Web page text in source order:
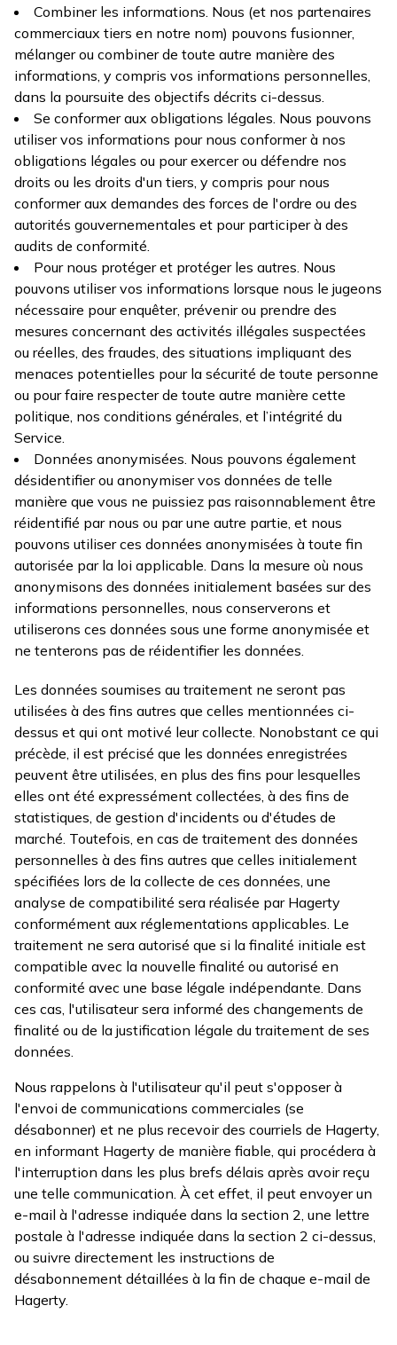
Combiner les informations. Nous (et nos partenaires
commerciaux tiers en notre nom) pouvons fusionner,
mélanger ou combiner de toute autre manière des
informations, y compris vos informations personnelles,
dans la poursuite des objectifs décrits ci-dessus.
Se conformer aux obligations légales. Nous pouvons
utiliser vos informations pour nous conformer à nos
obligations légales ou pour exercer ou défendre nos
droits ou les droits d'un tiers, y compris pour nous
conformer aux demandes des forces de l'ordre ou des
autorités gouvernementales et pour participer à des
audits de conformité.
Pour nous protéger et protéger les autres. Nous
pouvons utiliser vos informations lorsque nous le jugeons
nécessaire pour enquêter, prévenir ou prendre des
mesures concernant des activités illégales suspectées
ou réelles, des fraudes, des situations impliquant des
menaces potentielles pour la sécurité de toute personne
ou pour faire respecter de toute autre manière cette
politique, nos conditions générales, et l’intégrité du
Service.
Données anonymisées. Nous pouvons également
désidentifier ou anonymiser vos données de telle
manière que vous ne puissiez pas raisonnablement être
réidentifié par nous ou par une autre partie, et nous
pouvons utiliser ces données anonymisées à toute fin
autorisée par la loi applicable. Dans la mesure où nous
anonymisons des données initialement basées sur des
informations personnelles, nous conserverons et
utiliserons ces données sous une forme anonymisée et
ne tenterons pas de réidentifier les données.
Les données soumises au traitement ne seront pas
utilisées à des fins autres que celles mentionnées ci-
dessus et qui ont motivé leur collecte. Nonobstant ce qui
précède, il est précisé que les données enregistrées
peuvent être utilisées, en plus des fins pour lesquelles
elles ont été expressément collectées, à des fins de
statistiques, de gestion d'incidents ou d'études de
marché. Toutefois, en cas de traitement des données
personnelles à des fins autres que celles initialement
spécifiées lors de la collecte de ces données, une
analyse de compatibilité sera réalisée par Hagerty
conformément aux réglementations applicables. Le
traitement ne sera autorisé que si la finalité initiale est
compatible avec la nouvelle finalité ou autorisé en
conformité avec une base légale indépendante. Dans
ces cas, l'utilisateur sera informé des changements de
finalité ou de la justification légale du traitement de ses
données.
Nous rappelons à l'utilisateur qu'il peut s'opposer à
l'envoi de communications commerciales (se
désabonner) et ne plus recevoir des courriels de Hagerty,
en informant Hagerty de manière fiable, qui procédera à
l'interruption dans les plus brefs délais après avoir reçu
une telle communication. À cet effet, il peut envoyer un
e-mail à l'adresse indiquée dans la section 2, une lettre
postale à l'adresse indiquée dans la section 2 ci-dessus,
ou suivre directement les instructions de
désabonnement détaillées à la fin de chaque e-mail de
Hagerty.